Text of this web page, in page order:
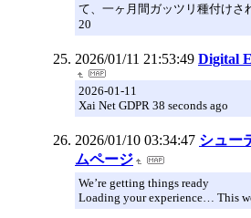
て、一ヶ月間ガッツリ種付けさ
20
2026/01/11 21:53:49 Digital
2026-01-11
Xai Net GDPR 38 seconds ago
2026/01/10 03:34:47 シュー
ムページ
We’re getting things ready
Loading your experience… This